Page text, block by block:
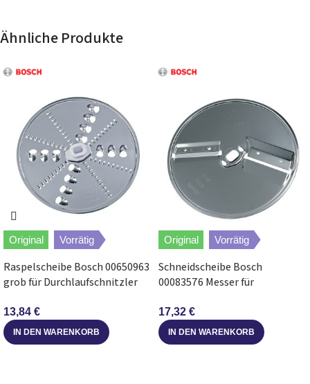
Ähnliche Produkte
Original Vorrätig
Raspelscheibe Bosch 00650963
grob für Durchlaufschnitzler
13,84 €
IN DEN WARENKORB
Original Vorrätig
Schneidscheibe Bosch
00083576 Messer für
Küchenmaschine
17,32 €
IN DEN WARENKORB